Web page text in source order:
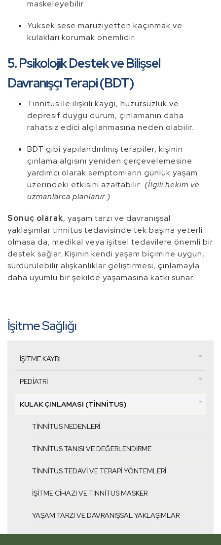
maskeleyebilir.
Yüksek sese maruziyetten kaçınmak ve
kulakları korumak önemlidir.
5. Psikolojik Destek ve Bilişsel
Davranışçı Terapi (BDT)
Tinnitus ile ilişkili kaygı, huzursuzluk ve
depresif duygu durum, çınlamanın daha
rahatsız edici algılanmasına neden olabilir.
BDT gibi yapılandırılmış terapiler, kişinin
çınlama algısını yeniden çerçevelemesine
yardımcı olarak semptomların günlük yaşam
üzerindeki etkisini azaltabilir. (İlgili hekim ve
uzmanlarca planlanır.)
Sonuç olarak, yaşam tarzı ve davranışsal
yaklaşımlar tinnitus tedavisinde tek başına yeterli
olmasa da, medikal veya işitsel tedavilere önemli bir
destek sağlar. Kişinin kendi yaşam biçimine uygun,
sürdürülebilir alışkanlıklar geliştirmesi, çınlamayla
daha uyumlu bir şekilde yaşamasına katkı sunar.
İşitme Sağlığı
İŞITME KAYBI
PEDIATRI
KULAK ÇINLAMASI (TINNITUS)
TINNITUS NEDENLERI
TINNITUS TANISI VE DEĞERLENDIRME
TINNITUS TEDAVI VE TERAPI YÖNTEMLERI
İŞITME CIHAZI VE TINNITUS MASKER
YAŞAM TARZI VE DAVRANIŞSAL YAKLAŞIMLAR